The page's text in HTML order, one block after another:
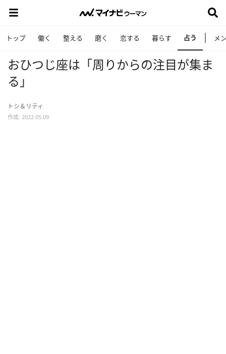
トップ 働く 整える 磨く 恋する 暮らす 占う メ
おひつじ座は「周りからの注目が集ま
る」
トシ＆リティ
作成: 2022.05.09